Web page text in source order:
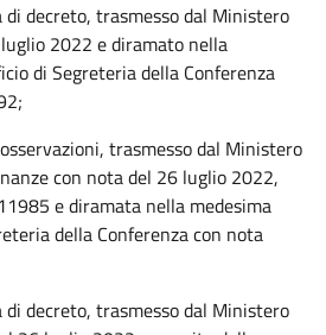
di decreto, trasmesso dal Ministero
2022 e diramato nella
di Segreteria della Conferenza
trasmesso dal Ministero
con nota del 26 luglio 2022,
e diramata nella medesima
della Conferenza con nota
di decreto, trasmesso dal Ministero